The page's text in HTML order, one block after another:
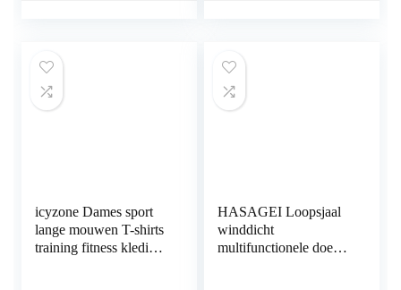
fitness
icyzone Dames sport
lange mouwen T-shirts
training fitness kleding
HASAGEI Loopsjaal
winddicht
multifunctionele doek